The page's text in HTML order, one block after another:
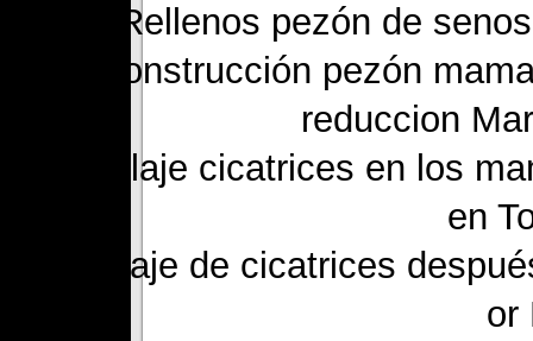
Rellenos pezón de
Reconstrucción pezón
reduccion
Camuflaje cicatrices en los
en
Camuflaje de cicatrices
or